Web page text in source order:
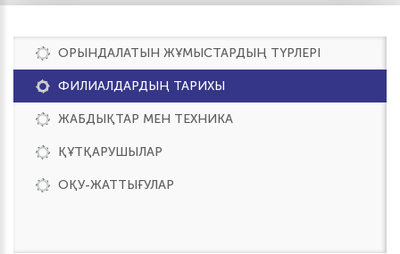
ОРЫНДАЛАТЫН ЖҰМЫСТАРДЫҢ ТҮРЛЕРІ
ФИЛИАЛДАРДЫҢ ТАРИХЫ
ЖАБДЫҚТАР МЕН ТЕХНИКА
ҚҰТҚАРУШЫЛАР
ОҚУ-ЖАТТЫҒУЛАР